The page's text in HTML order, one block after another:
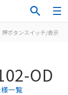
押ボタンスイッチ/表示灯
OD
一覧